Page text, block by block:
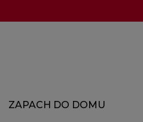
ZAPACH DO DOMU